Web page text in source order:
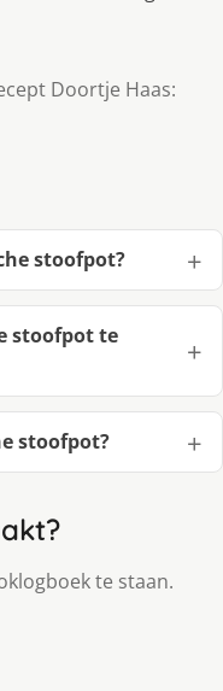
Doortje Haas:
stoofpot?
stoofpot te
stoofpot?
te staan.